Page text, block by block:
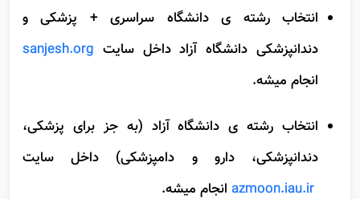
انتخاب رشته ی دانشگاه سراسری + پزشکی و
دندانپزشکی دانشگاه آزاد داخل سایت
انتخاب رشته ی دانشگاه آزاد (به جز برای پزشکی،
دندانپزشکی، دارو و دامپزشکی) داخل سایت